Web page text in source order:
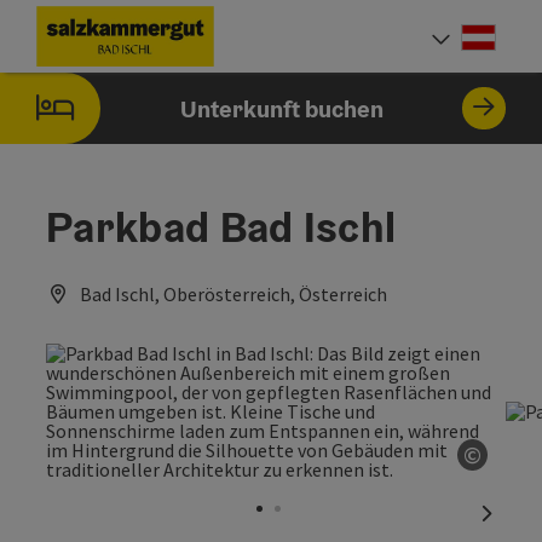
Zum InhaltAccesskey
[0]
Zur NavigationAccesskey
[1]
Zum Seitenanfang
Zur StartseiteAccesskey
[7]
Unterkunft buchen
Parkbad Bad Ischl
Bad Ischl, Oberösterreich, Österreich
©